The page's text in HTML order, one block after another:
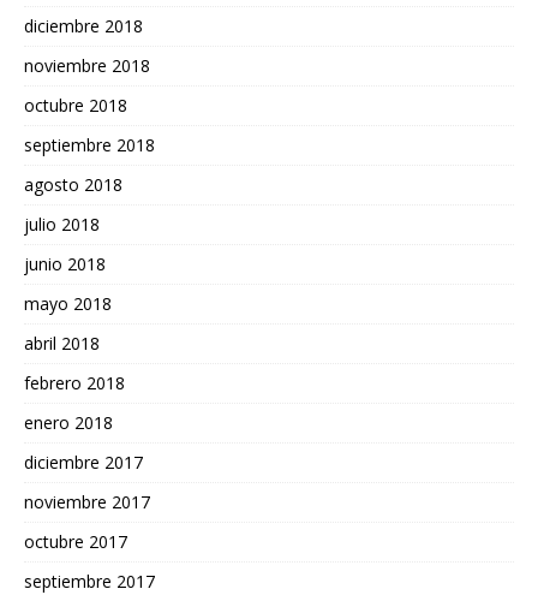
diciembre 2018
noviembre 2018
octubre 2018
septiembre 2018
agosto 2018
julio 2018
junio 2018
mayo 2018
abril 2018
febrero 2018
enero 2018
diciembre 2017
noviembre 2017
octubre 2017
septiembre 2017